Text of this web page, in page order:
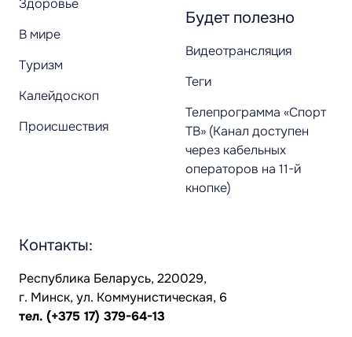
Здоровье
В мире
Туризм
Калейдоскоп
Происшествия
Будет полезно
Видеотрансляция
Теги
Телепрограмма «Спорт
ТВ» (Канал доступен
через кабельных
операторов на 11-й
кнопке)
Контакты:
Республика Беларусь, 220029,
г. Минск, ул. Коммунистическая, 6
тел. (+375 17) 379-64-13